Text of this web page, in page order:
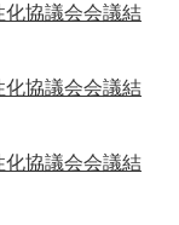
協議会会議結
協議会会議結
協議会会議結